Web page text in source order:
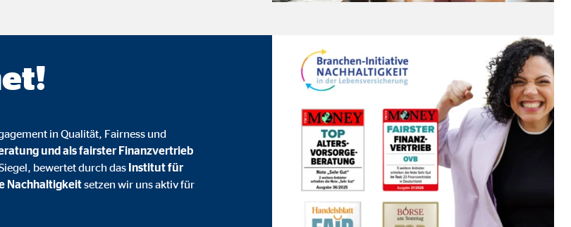
in Qualität, Fairness und
und als fairster Finanzvertrieb
bewertet durch das Institut für
Nachhaltigkeitsetzen wir uns aktiv für